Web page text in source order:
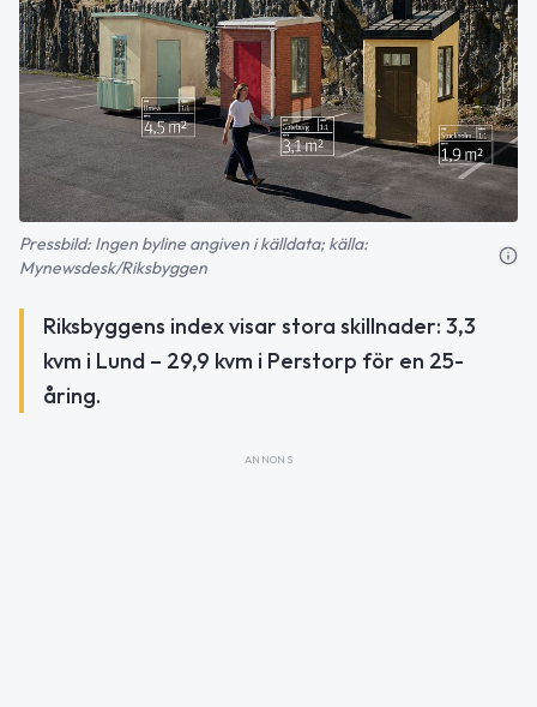
Pressbild: Ingen byline angiven i källdata; källa:
Mynewsdesk/Riksbyggen
Riksbyggens index visar stora skillnader: 3,3
kvm i Lund – 29,9 kvm i Perstorp för en 25-
åring.
ANNONS